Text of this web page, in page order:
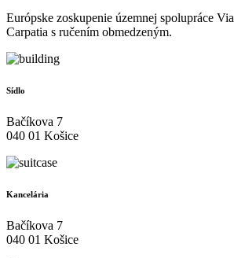
Európske zoskupenie územnej spolupráce Via
Carpatia s ručením obmedzeným.
Sídlo
Bačíkova 7
040 01 Košice
Kancelária
Bačíkova 7
040 01 Košice